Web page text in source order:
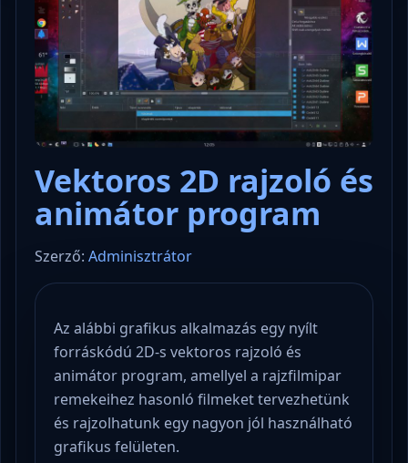
Vektoros 2D rajzoló és
animátor program
Szerző: Adminisztrátor
Az alábbi grafikus alkalmazás egy nyílt
forráskódú 2D-s vektoros rajzoló és
animátor program, amellyel a rajzfilmipar
remekeihez hasonló filmeket tervezhetünk
és rajzolhatunk egy nagyon jól használható
grafikus felületen.